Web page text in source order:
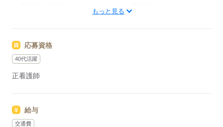
※内科、外科、整形外科の混合病棟：55床 障がい者病棟：47
床
■求人概要
・休み：年間120日／4週8休
・給与：月給20.5万円～21.0万円＋変動手当／賞与4.0ヶ月
★おすすめポイント★
◎賞与4.0ヶ月
もっと見る
応募資格
40代活躍
正看護師
給与
交通費